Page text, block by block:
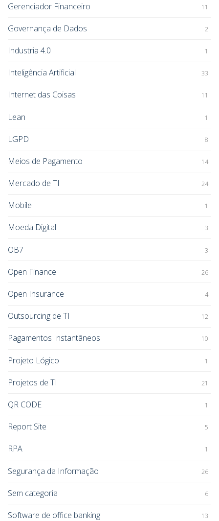
Gerenciador Financeiro 11
Governança de Dados 2
Industria 4.0 1
Inteligência Artificial 33
Internet das Coisas 11
Lean 1
LGPD 8
Meios de Pagamento 14
Mercado de TI 24
Mobile 1
Moeda Digital 3
OB7 3
Open Finance 26
Open Insurance 4
Outsourcing de TI 12
Pagamentos Instantâneos 10
Projeto Lógico 1
Projetos de TI 21
QR CODE 1
Report Site 5
RPA 1
Segurança da Informação 26
Sem categoria 6
Software de office banking 13